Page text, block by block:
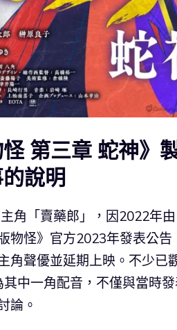
怪 第三章 蛇神》
說明
角「賣藥郎」，因2022年
物怪》官方2023年發表公
角聲優並延期上映。不少已
中一角配音，不僅與當時
論。